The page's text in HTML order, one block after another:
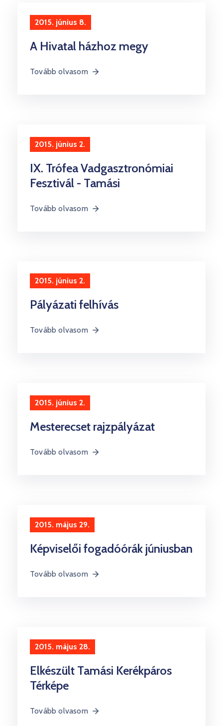
2015. június 8.
A Hivatal házhoz megy
Tovább olvasom
2015. június 2.
IX. Trófea Vadgasztronómiai
Fesztivál - Tamási
Tovább olvasom
2015. június 2.
Pályázati felhívás
Tovább olvasom
2015. június 2.
Mesterecset rajzpályázat
Tovább olvasom
2015. május 29.
Képviselői fogadóórák júniusban
Tovább olvasom
2015. május 28.
Elkészült Tamási Kerékpáros
Térképe
Tovább olvasom